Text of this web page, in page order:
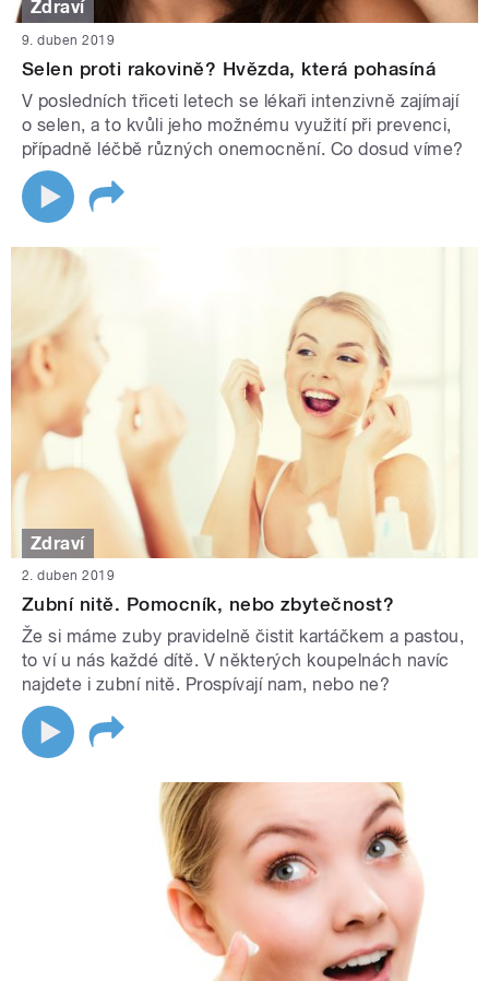
Zdraví
9. duben 2019
Selen proti rakovině? Hvězda, která pohasíná
V posledních třiceti letech se lékaři intenzivně zajímají
o selen, a to kvůli jeho možnému využití při prevenci,
případně léčbě různých onemocnění. Co dosud víme?
Zdraví
2. duben 2019
Zubní nitě. Pomocník, nebo zbytečnost?
Že si máme zuby pravidelně čistit kartáčkem a pastou,
to ví u nás každé dítě. V některých koupelnách navíc
najdete i zubní nitě. Prospívají nam, nebo ne?